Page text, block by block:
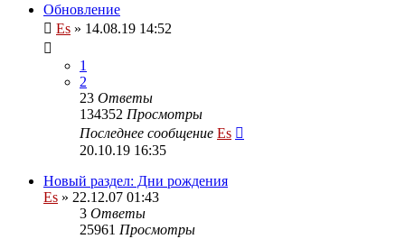
Обновление
Es » 14.08.19 14:52
1
2
23 Ответы
134352 Просмотры
Последнее сообщение Es
20.10.19 16:35
Новый раздел: Дни рождения
Es » 22.12.07 01:43
3 Ответы
25961 Просмотры